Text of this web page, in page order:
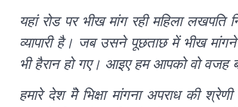
यहां रोड पर भीख मांग रही महिला
व्यापारी है। जब उसने पूछताछ में भीख
भी हैरान हो गए। आइए हम आपको वो वजह
हमारे देश मेॆ भिक्षा मांगना अपराध की